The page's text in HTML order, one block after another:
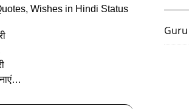
Wishes in Hindi Status